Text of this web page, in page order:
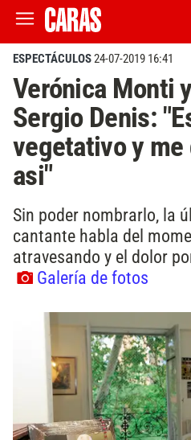
ESPECTÁCULOS24-07-2019 16:41
Verónica Monti
Sergio Denis:
vegetativo y
asi"
Sin poder nombrarlo, la
cantante habla del
atravesando y el dolor
Galería de fotos